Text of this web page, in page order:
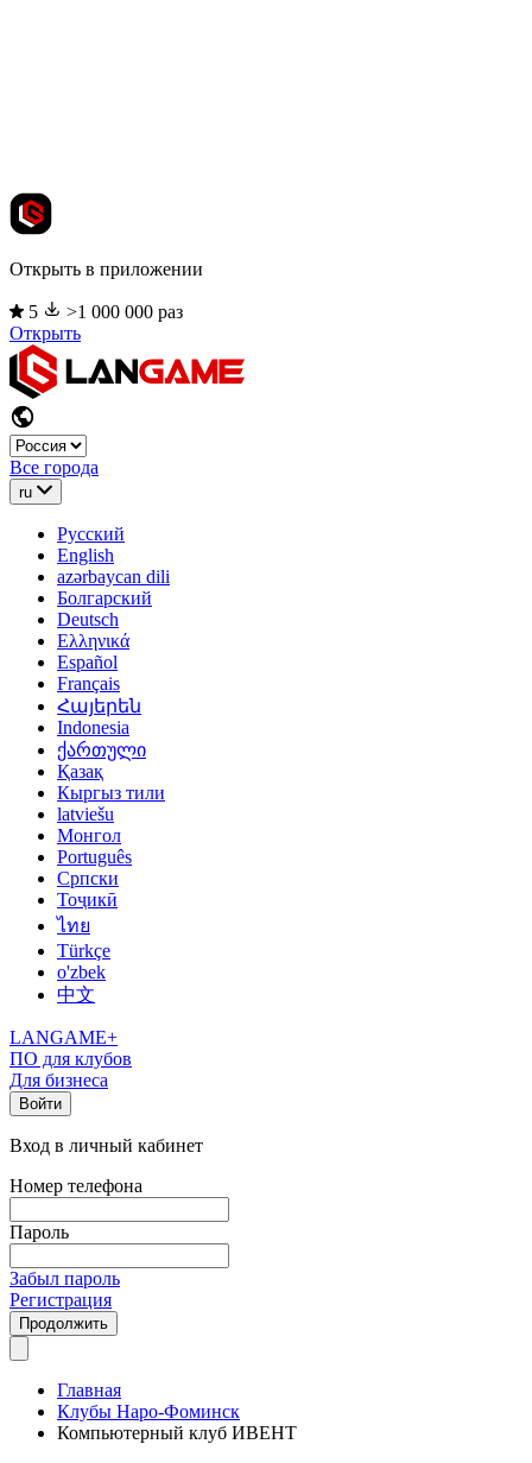
Открыть в приложении
5
>1 000 000 раз
Открыть
Все города
ru
Русский
English
azərbaycan dili
Болгарский
Deutsch
Ελληνικά
Español
Français
Հայերեն
Indonesia
ქართული
Қазақ
Кыргыз тили
latviešu
Монгол
Português
Српски
Тоҷикӣ
ไทย
Türkçe
o'zbek
中文
LANGAME+
ПО для клубов
Для бизнеса
Войти
Вход в личный кабинет
Номер телефона
Пароль
Забыл пароль
Регистрация
Продолжить
Главная
Клубы Наро-Фоминск
Компьютерный клуб ИВЕНТ